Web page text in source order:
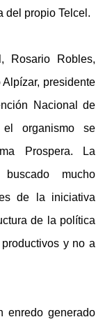
del propio Telcel.
Rosario Robles,
presidente
Nacional de
organismo se
Prospera. La
mucho
de la iniciativa
de la política
y no a
enredo generado